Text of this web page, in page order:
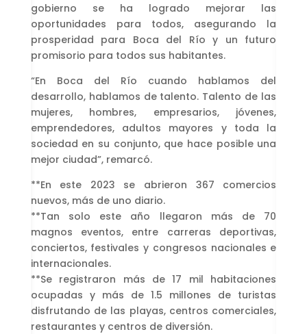
gobierno se ha logrado mejorar las
oportunidades para todos, asegurando la
prosperidad para Boca del Río y un futuro
promisorio para todos sus habitantes.
“En Boca del Río cuando hablamos del
desarrollo, hablamos de talento. Talento de las
mujeres, hombres, empresarios, jóvenes,
emprendedores, adultos mayores y toda la
sociedad en su conjunto, que hace posible una
mejor ciudad”, remarcó.
**En este 2023 se abrieron 367 comercios
nuevos, más de uno diario.
**Tan solo este año llegaron más de 70
magnos eventos, entre carreras deportivas,
conciertos, festivales y congresos nacionales e
internacionales.
**Se registraron más de 17 mil habitaciones
ocupadas y más de 1.5 millones de turistas
disfrutando de las playas, centros comerciales,
restaurantes y centros de diversión.